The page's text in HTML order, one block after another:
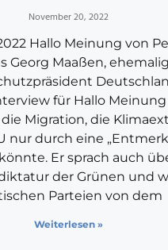
November 20, 2022
Hallo Meinung von
Georg Maaßen,
für Hallo
Migration, die
nur durch eine
Er sprach auch
der Grünen und
Parteien von dem
Weiterlesen »